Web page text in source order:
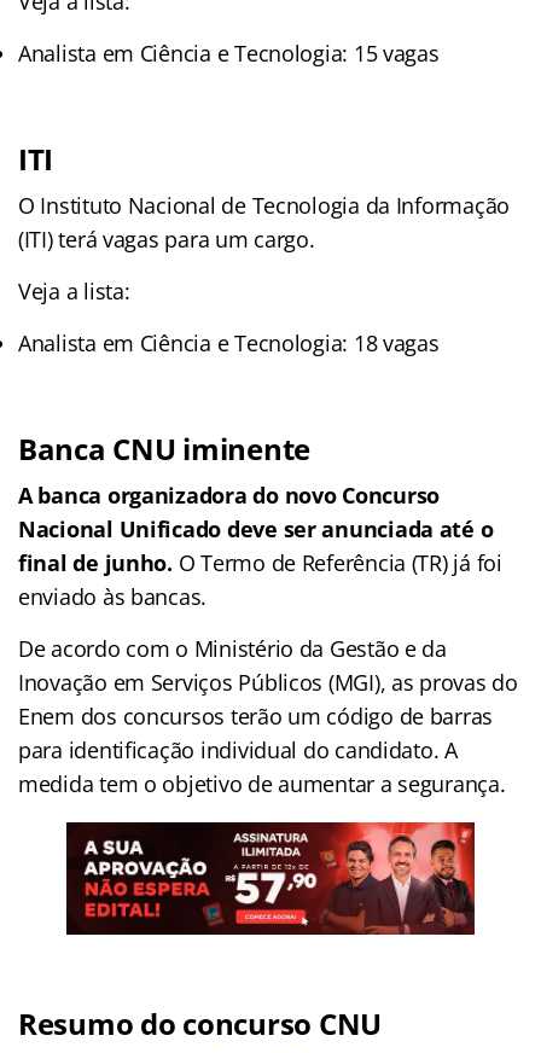
Analista em Ciência e Tecnologia: 15 vagas
ITI
O Instituto Nacional de Tecnologia da Informação
(ITI) terá vagas para um cargo.
Veja a lista:
Analista em Ciência e Tecnologia: 18 vagas
Banca CNU iminente
A banca organizadora do novo Concurso
Nacional Unificado deve ser anunciada até o
final de junho. O Termo de Referência (TR) já foi
enviado às bancas.
De acordo com o Ministério da Gestão e da
Inovação em Serviços Públicos (MGI), as provas do
Enem dos concursos terão um código de barras
para identificação individual do candidato. A
medida tem o objetivo de aumentar a segurança.
Resumo do concurso CNU